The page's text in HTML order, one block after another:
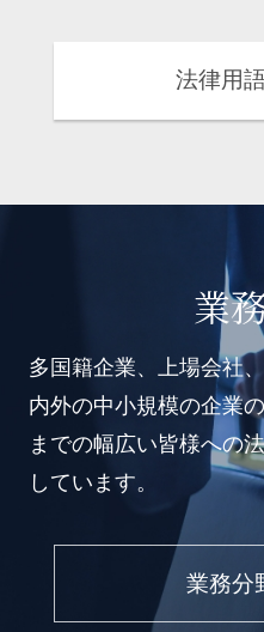
法律用
業
多国籍企業、上場会社
内外の中小規模の企業
までの幅広い皆様への
しています。
業務分